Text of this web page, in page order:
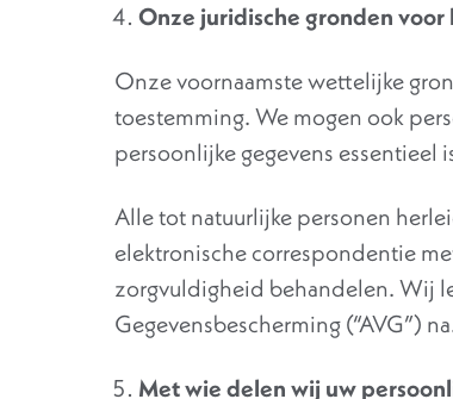
Onze juridische gronden
Onze voornaamste wettelijke
toestemming. We mogen ook
persoonlijke gegevens essentieel
Alle tot natuurlijke personen
elektronische correspondentie
zorgvuldigheid behandelen. Wij
Gegevensbescherming (“AVG”)
Met wie delen wij uw